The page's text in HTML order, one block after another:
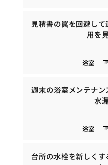
見積書の罠を回避し
用を
浴室
週末の浴室メンテナ
水
浴室
台所の水栓を新しく